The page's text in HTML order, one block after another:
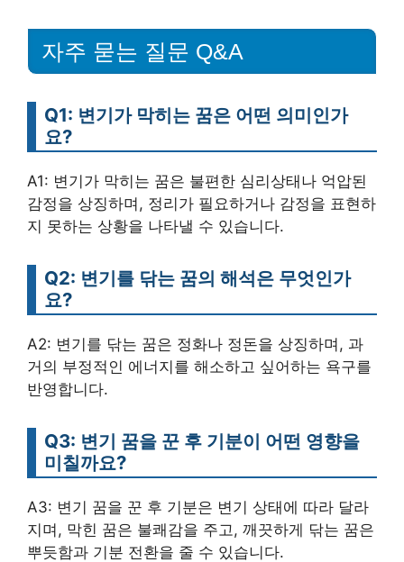
자주 묻는 질문 Q&A
Q1: 변기가 막히는 꿈은 어떤 의미인가
요?
A1: 변기가 막히는 꿈은 불편한 심리상태나 억압된
감정을 상징하며, 정리가 필요하거나 감정을 표현하
지 못하는 상황을 나타낼 수 있습니다.
Q2: 변기를 닦는 꿈의 해석은 무엇인가
요?
A2: 변기를 닦는 꿈은 정화나 정돈을 상징하며, 과
거의 부정적인 에너지를 해소하고 싶어하는 욕구를
반영합니다.
Q3: 변기 꿈을 꾼 후 기분이 어떤 영향을
미칠까요?
A3: 변기 꿈을 꾼 후 기분은 변기 상태에 따라 달라
지며, 막힌 꿈은 불쾌감을 주고, 깨끗하게 닦는 꿈은
뿌듯함과 기분 전환을 줄 수 있습니다.